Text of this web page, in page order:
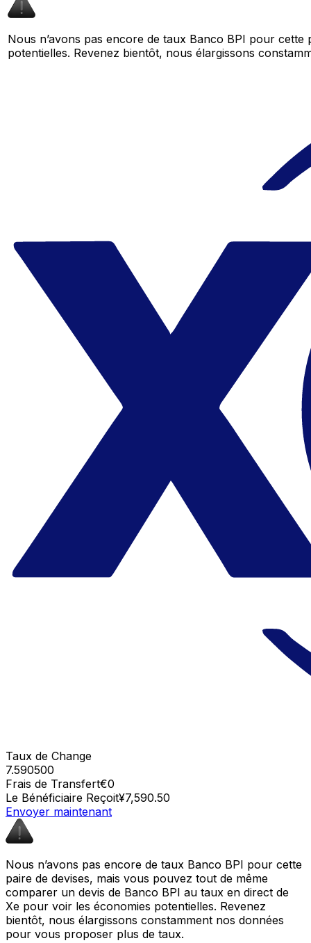
Nous n’avons pas encore de taux Banco BPI pour
potentielles. Revenez bientôt, nous élargissons
Taux de Change
7.590500
Frais de Transfert€0
Le Bénéficiaire Reçoit¥7,590.50
Envoyer maintenant
Nous n’avons pas encore de taux Banco BPI pour cette
paire de devises, mais vous pouvez tout de même
comparer un devis de Banco BPI au taux en direct de
Xe pour voir les économies potentielles. Revenez
bientôt, nous élargissons constamment nos données
pour vous proposer plus de taux.